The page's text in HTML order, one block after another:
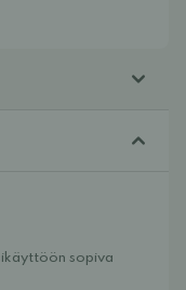
sopiva